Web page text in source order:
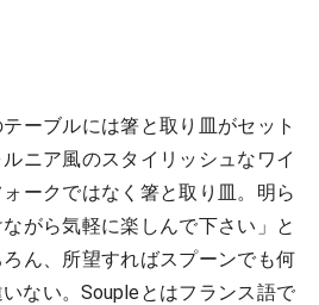
ーブルには箸と取り皿がセット
ニア風のスタイリッシュなワイ
ークではなく箸と取り皿。明ら
がら気軽に楽しんで下さい」と
ん、所望すればスプーンでも何
ない。Soupleとはフランス語で